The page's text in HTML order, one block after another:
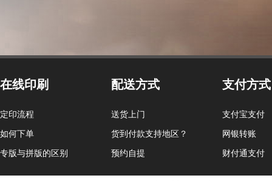
在线印刷
定印流程
如何下单
专版与拼版的区别
配送方式
送货上门
货到付款支持地区？
预约自提
支付方式
支付宝支付
网银转账
财付通支付